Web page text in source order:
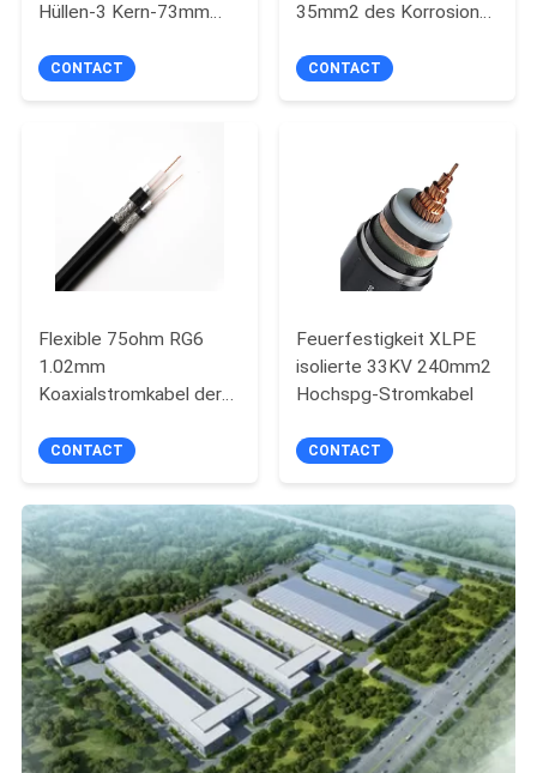
Hüllen-3 Kern-73mm
CONTACT
35mm2 des Korrosions-
CONTACT
Flexible 75ohm RG6
1.02mm
Koaxialstromkabel der
CONTACT
Feuerfestigkeit XLPE
isolierte 33KV 240mm2
Hochspg-Stromkabel
CONTACT